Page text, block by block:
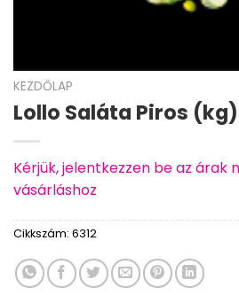
KEZDŐLAP
Lollo Saláta Piros (kg)
Kérjük, jelentkezzen be az árak
vásárláshoz
Cikkszám: 6312